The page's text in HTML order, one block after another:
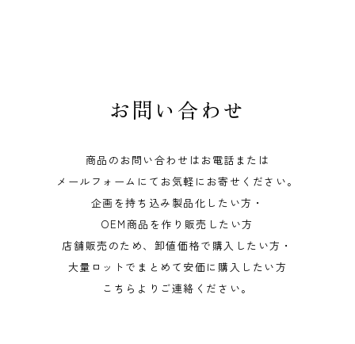
お問い合わせ
商品のお問い合わせはお電話または
メールフォームにてお気軽にお寄せください。
企画を持ち込み製品化したい方・
OEM商品を作り販売したい方
店舗販売のため、卸値価格で購入したい方・
大量ロットでまとめて安価に購入したい方
こちらよりご連絡ください。